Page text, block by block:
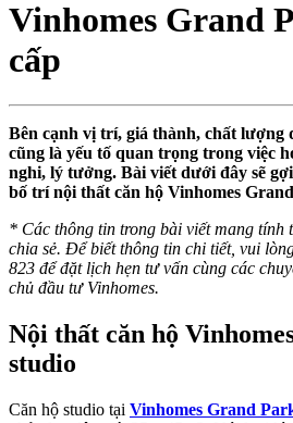
Vinhomes Grand
cấp
Bên cạnh vị trí, giá thành, chất lượng
cũng là yếu tố quan trọng trong việc
nghi, lý tưởng. Bài viết dưới đây sẽ
bố trí nội thất căn hộ Vinhomes
* Các thông tin trong bài viết mang tính
chia sẻ. Để biết thông tin chi tiết, vui
823 để đặt lịch hẹn tư vấn cùng các
chủ đầu tư Vinhomes.
Nội thất căn hộ
studio
Căn hộ studio tại Vinhomes Grand